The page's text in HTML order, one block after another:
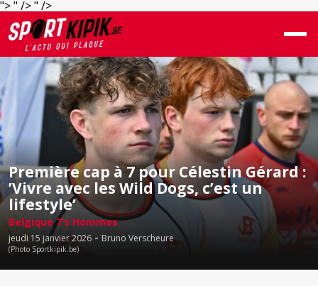
">" />" />
Première cap à 7 pour Célestin Gérard :
’Vivre avec les Wild Dogs, c’est un
lifestyle’
Belgique 7’s Hommes
jeudi 15 janvier 2026 - Bruno Verscheure
(Photo Sportkipik.be)